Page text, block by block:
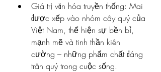
Giá trị văn hóa truyền thống: Mai
được xếp vào nhóm cây quý của
Việt Nam, thể hiện sự bền bỉ,
mạnh mẽ và tinh thần kiên
cường – những phẩm chất đáng
trân quý trong cuộc sống.